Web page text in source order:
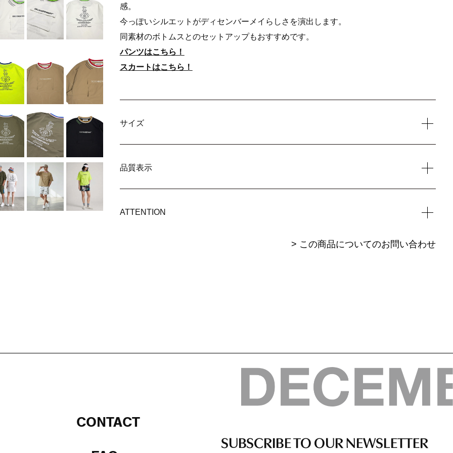
感。
今っぽいシルエットがディセンバーメイらしさを演出します。
同素材のボトムスとのセットアップもおすすめです。
パンツはこちら！
スカートはこちら！
サイズ
品質表示
ATTENTION
> この商品についてのお問い合わせ
CONTACT
SUBSCRIBE TO OUR NEWSLETTER